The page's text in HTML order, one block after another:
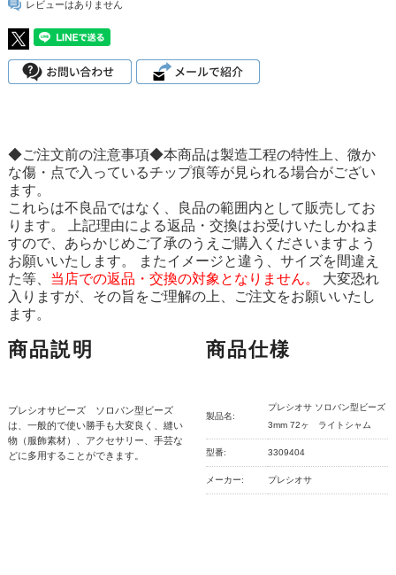
レビューはありません
◆ご注文前の注意事項◆本商品は製造工程の特性上、微か
な傷・点で入っているチップ痕等が見られる場合がござい
ます。
これらは不良品ではなく、良品の範囲内として販売してお
ります。 上記理由による返品・交換はお受けいたしかねま
すので、あらかじめご了承のうえご購入くださいますよう
お願いいたします。 またイメージと違う、サイズを間違え
た等、 当店での返品・交換の対象となりません。
大変恐れ
入りますが、その旨をご理解の上、ご注文をお願いいたし
ます。
商品説明
プレシオサビーズ ソロバン型ビーズ
は、一般的で使い勝手も大変良く、縫い
物（服飾素材）、アクセサリー、手芸な
どに多用することができます。
商品仕様
製品名:
プレシオサ ソロバン型ビーズ
3mm 72ヶ ライトシャム
型番: 3309404
メーカー: プレシオサ